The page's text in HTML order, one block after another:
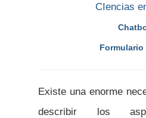
CIencias
Existe una enorme
describir los